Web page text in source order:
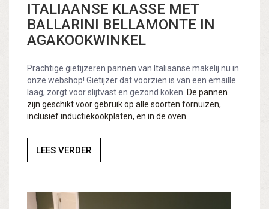
ITALIAANSE KLASSE MET
BALLARINI BELLAMONTE IN
AGAKOOKWINKEL
Prachtige gietijzeren pannen van Italiaanse makelij nu in
onze webshop! Gietijzer dat voorzien is van een emaille
laag, zorgt voor slijtvast en gezond koken. De pannen
zijn geschikt voor gebruik op alle soorten fornuizen,
inclusief inductiekookplaten, en in de oven.
LEES VERDER